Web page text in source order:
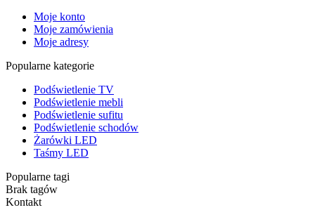
Moje konto
Moje zamówienia
Moje adresy
Popularne kategorie
Podświetlenie TV
Podświetlenie mebli
Podświetlenie sufitu
Podświetlenie schodów
Żarówki LED
Taśmy LED
Popularne tagi
Brak tagów
Kontakt